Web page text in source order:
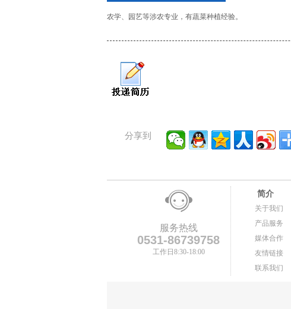
农学、园艺等涉农专业，有蔬菜种植经验。
分享到
服务热线
0531-86739758
工作日8:30-18:00
简介
关于我们
产品服务
媒体合作
友情链接
联系我们